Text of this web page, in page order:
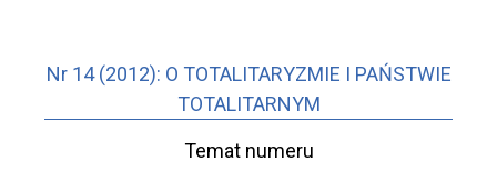
Nr 14 (2012): O TOTALITARYZMIE I PAŃSTWIE
TOTALITARNYM
Temat numeru